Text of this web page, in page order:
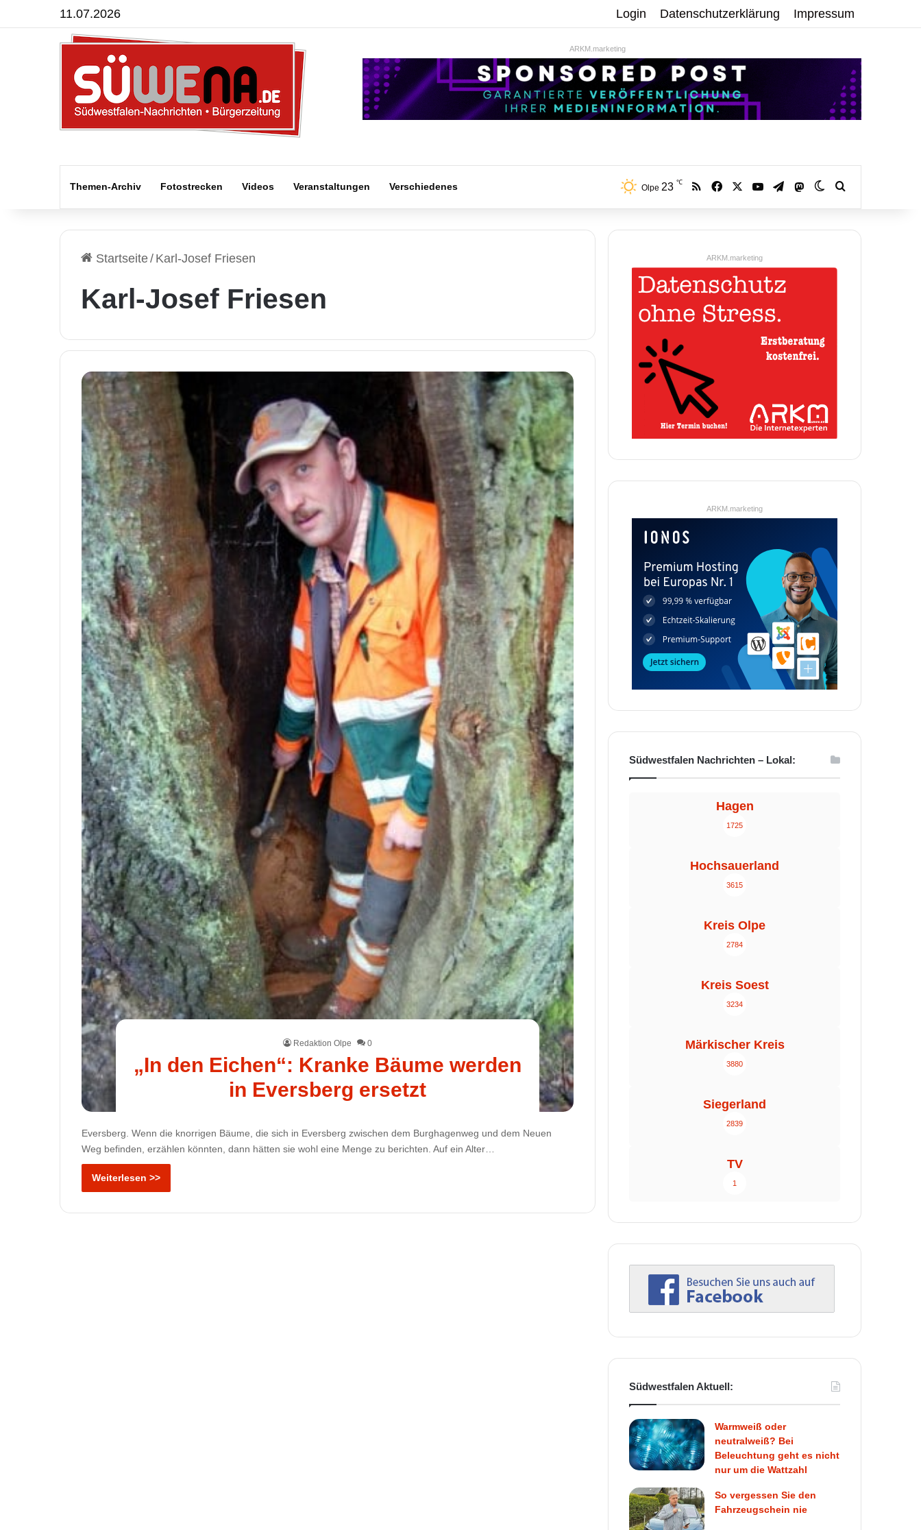
11.07.2026 Login Datenschutzerklärung Impressum
ARKM.marketing
Themen-Archiv Fotostrecken Videos Veranstaltungen Verschiedenes Olpe 23 ℃ RSS Facebook YouTubeTelegramMastodonSkin umschalten
Startseite/ Karl-Josef Friesen
Karl-Josef Friesen
Redaktion Olpe 0
„In den Eichen“: Kranke Bäume werden
in Eversberg ersetzt
Eversberg. Wenn die knorrigen Bäume, die sich in Eversberg zwischen dem Burghagenweg und dem Neuen
Weg befinden, erzählen könnten, dann hätten sie wohl eine Menge zu berichten. Auf ein Alter…
Weiterlesen >>
ARKM.marketing
ARKM.marketing
Südwestfalen Nachrichten – Lokal:
Hagen
1725
Hochsauerland
3615
Kreis Olpe
2784
Kreis Soest
3234
Märkischer Kreis
3880
Siegerland
2839
TV
1
Südwestfalen Aktuell:
Warmweiß oder
neutralweiß? Bei
Beleuchtung geht es nicht
nur um die Wattzahl
So vergessen Sie den
Fahrzeugschein nie